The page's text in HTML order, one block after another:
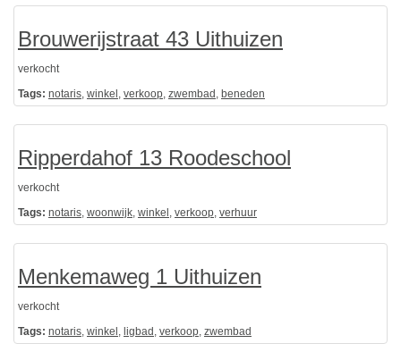
Brouwerijstraat 43 Uithuizen
verkocht
Tags: notaris, winkel , verkoop, zwembad , beneden
Ripperdahof 13 Roodeschool
verkocht
Tags: notaris, woonwijk, winkel , verkoop, verhuur
Menkemaweg 1 Uithuizen
verkocht
Tags: notaris, winkel , ligbad , verkoop, zwembad